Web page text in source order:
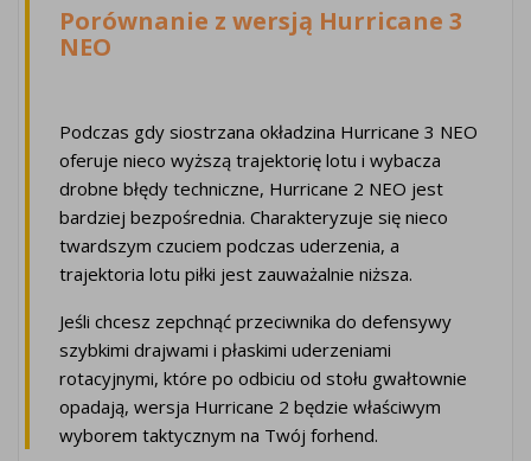
Porównanie z wersją Hurricane 3
NEO
Podczas gdy siostrzana okładzina Hurricane 3 NEO
oferuje nieco wyższą trajektorię lotu i wybacza
drobne błędy techniczne, Hurricane 2 NEO jest
bardziej bezpośrednia. Charakteryzuje się nieco
twardszym czuciem podczas uderzenia, a
trajektoria lotu piłki jest zauważalnie niższa.
Jeśli chcesz zepchnąć przeciwnika do defensywy
szybkimi drajwami i płaskimi uderzeniami
rotacyjnymi, które po odbiciu od stołu gwałtownie
opadają, wersja Hurricane 2 będzie właściwym
wyborem taktycznym na Twój forhend.